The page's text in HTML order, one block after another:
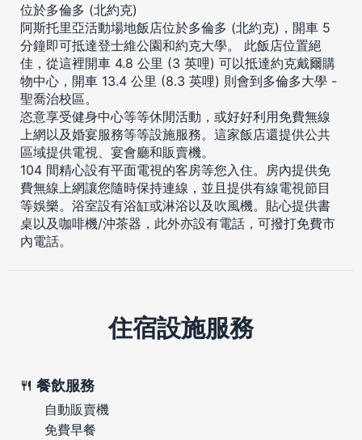
位於多倫多 (北約克)
阿斯托里亞活動場地飯店位於多倫多 (北約克)，開車 5
分鐘即可抵達登士維公園和約克大學。 此飯店位置絕
佳，從這裡開車 4.8 公里 (3 英哩) 可以抵達約克戴爾購
物中心，開車 13.4 公里 (8.3 英哩) 則會到多倫多大學 -
聖喬治校區。
恣意享受健身中心等等休閒活動，或好好利用免費無線
上網以及婚宴服務等等設施服務。這家飯店還提供公共
區域提供電視、宴會廳和販賣機。
104 間精心設有平面電視的客房等您入住。房內提供免
費無線上網讓您隨時保持連線，並且提供有線電視節目
等娛樂。浴室設有浴缸或淋浴以及吹風機。貼心提供書
桌以及咖啡機/沖茶器，此外亦設有電話，可撥打免費市
內電話。
住宿設施服務
餐飲服務
自動販賣機
免費早餐